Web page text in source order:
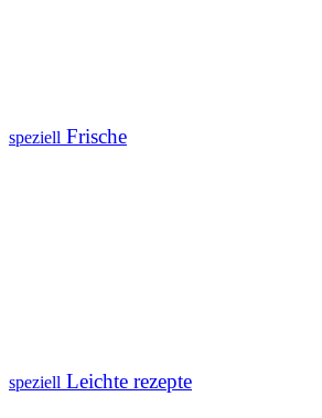
speziell Frische
speziell Leichte rezepte